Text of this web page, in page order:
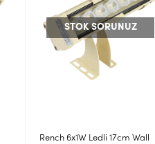
STOK SORUNUZ
Rench 18x1W Ledli 48cm Wall